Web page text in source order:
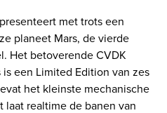
met trots een
planeet Mars, de vierde
Het betoverende CVDK
een Limited Edition van zes
het kleinste mechanische
realtime de banen van